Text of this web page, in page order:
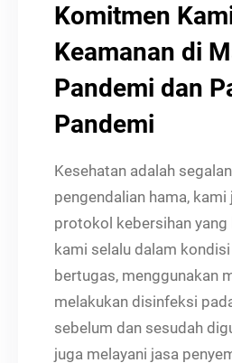
Komitmen
Keamanan di
Pandemi dan
Pandemi
Kesehatan adalah
pengendalian hama,
protokol kebersihan yang
kami selalu dalam
bertugas, menggunakan
melakukan disinfeksi
sebelum dan sesudah
juga melayani jasa